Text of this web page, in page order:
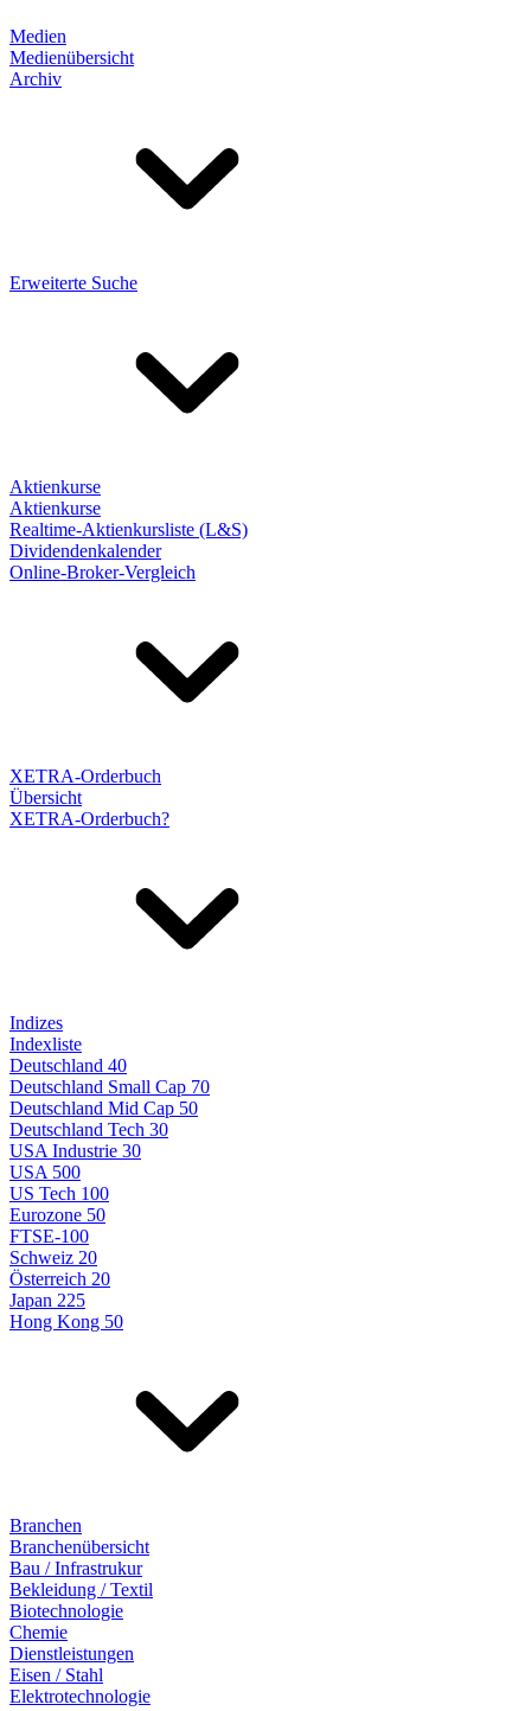
Medien
Medienübersicht
Archiv
Erweiterte Suche
Aktienkurse
Aktienkurse
Realtime-Aktienkursliste (L&S)
Dividendenkalender
Online-Broker-Vergleich
XETRA-Orderbuch
Übersicht
XETRA-Orderbuch?
Indizes
Indexliste
Deutschland 40
Deutschland Small Cap 70
Deutschland Mid Cap 50
Deutschland Tech 30
USA Industrie 30
USA 500
US Tech 100
Eurozone 50
FTSE-100
Schweiz 20
Österreich 20
Japan 225
Hong Kong 50
Branchen
Branchenübersicht
Bau / Infrastrukur
Bekleidung / Textil
Biotechnologie
Chemie
Dienstleistungen
Eisen / Stahl
Elektrotechnologie